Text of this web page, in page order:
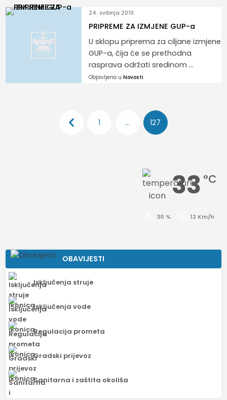
24. svibnja 2010.
PRIPREME ZA IZMJENE GUP-a
U sklopu priprema za ciljane izmjene
GUP-a, čija će se prethodna
rasprava održati sredinom ...
Objavljeno uNovosti
1 … 127
33 °C
30 % 12 Km/h
OBAVIJESTI
Isključenja struje
Isključenja vode
Regulacija prometa
Gradski prijevoz
Sanitarna i zaštita okoliša